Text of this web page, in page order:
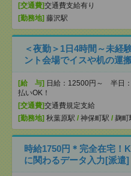
[交通費]交通費支給有り
[勤務地] 藤沢駅
＜夜勤＞1日4時間～未経
ント会場でイスや机の運
[給 与] 日給：12500円～ 半日
払いOK！
[交通費]交通費規定支給
[勤務地] 秋葉原駅 / 神保町駅 / 麹町
時給1750円＊完全在宅！
に関わるデータ入力[派遣]